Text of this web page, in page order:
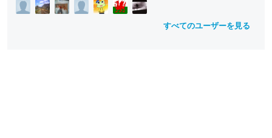
すべてのユーザーを見る